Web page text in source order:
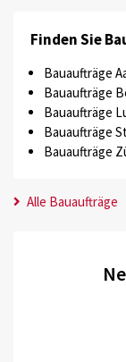
Finden Sie
Bauaufträge
Bauaufträge
Bauaufträge
Bauaufträge
Bauaufträge
Alle Bauaufträge